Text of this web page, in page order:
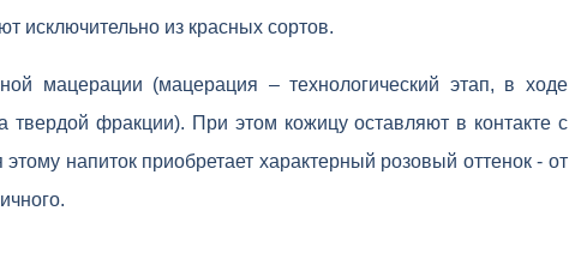
исключительно из красных сортов.
мацерации (мацерация – технологический этап, в ходе
твердой фракции). При этом кожицу оставляют в контакте с
напиток приобретает характерный розовый оттенок - от